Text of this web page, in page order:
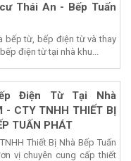
Thái An - Bếp Tuấn
bếp từ, bếp điện từ và thay
điện từ tại nhà khu...
Điện Từ Tại Nhà
- CTY TNHH THIẾT BỊ
TUẤN PHÁT
Thiết Bị Nhà Bếp Tuấn
vị chuyên cung cấp thiết